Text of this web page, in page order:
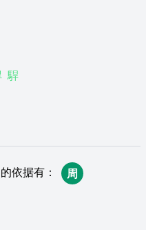
駻
的依据有 ：
周